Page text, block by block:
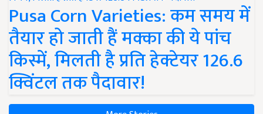
Pusa Corn Varieties: कम समय में
तैयार हो जाती हैं मक्का की ये पांच
किस्में, मिलती है प्रति हेक्टेयर 126.6
क्विंटल तक पैदावार!